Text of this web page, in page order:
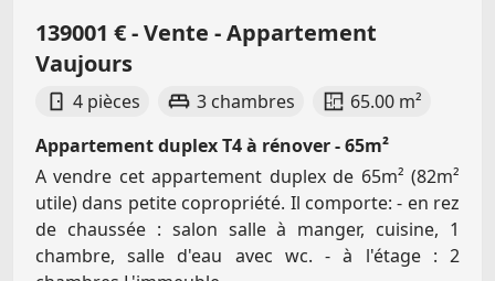
139001 € - Vente - Appartement
Vaujours
4 pièces 3 chambres
65.00 m²
Appartement duplex T4 à rénover - 65m²
A vendre cet appartement duplex de 65m² (82m²
utile) dans petite copropriété. Il comporte: - en rez
de chaussée : salon salle à manger, cuisine, 1
chambre, salle d'eau avec wc. - à l'étage : 2